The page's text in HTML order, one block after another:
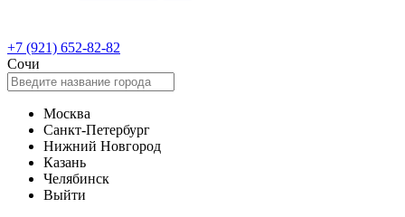
+7 (921) 652-82-82
Сочи
Москва
Санкт-Петербург
Нижний Новгород
Казань
Челябинск
Выйти